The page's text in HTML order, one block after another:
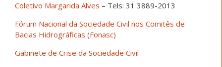
Coletivo Margarida Alves – Tels: 31 3889-2013
Fórum Nacional da Sociedade Civil nos Comitês de
Bacias Hidrográficas (Fonasc)
Gabinete de Crise da Sociedade Civil